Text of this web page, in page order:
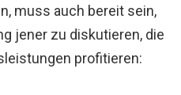
muss auch bereit sein,
jener zu diskutieren, die
profitieren: